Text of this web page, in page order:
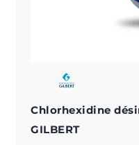
Chlorhexidine
GILBERT